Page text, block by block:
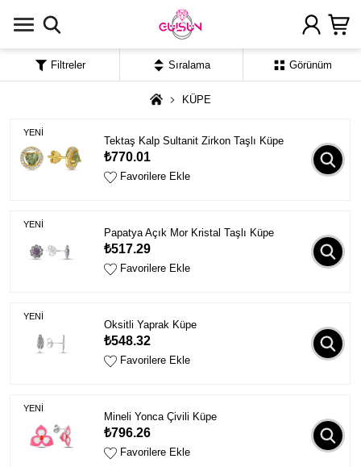
KÜPE
YENİ
Tektaş Kalp Sultanit Zirkon Taşlı Küpe
₺770.01
Favorilere Ekle
YENİ
Papatya Açık Mor Kristal Taşlı Küpe
₺517.29
Favorilere Ekle
YENİ
Oksitli Yaprak Küpe
₺548.32
Favorilere Ekle
YENİ
Mineli Yonca Çivili Küpe
₺796.26
Favorilere Ekle
Filtreler Sıralama Görünüm